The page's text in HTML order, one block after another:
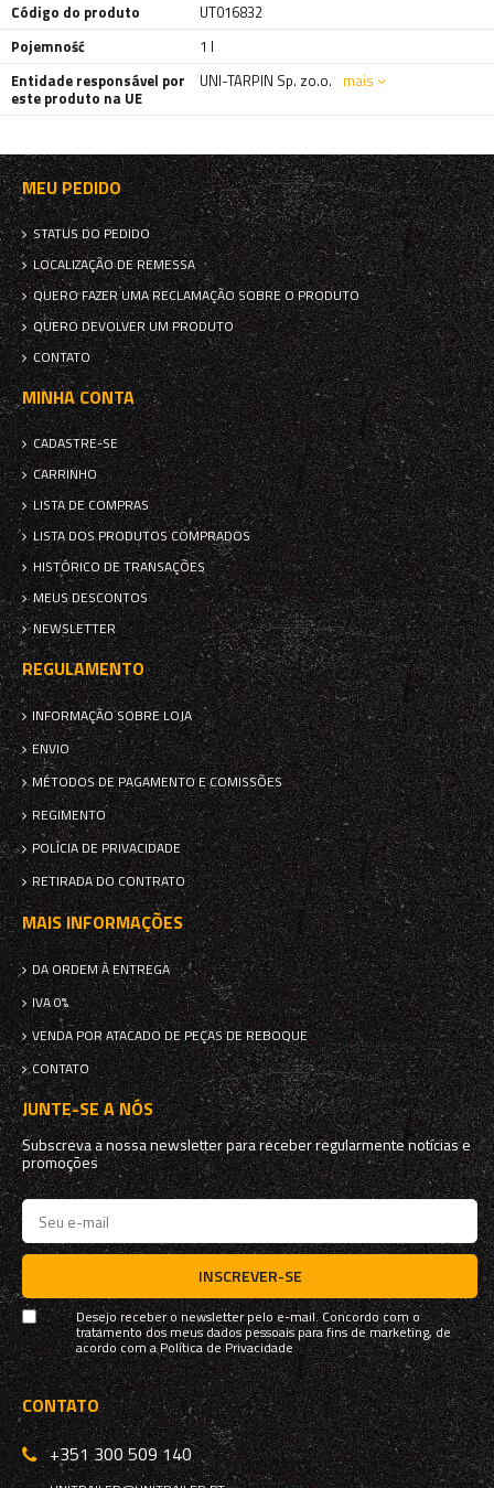
Código do produto
UT016832
Pojemność
1 l
Entidade responsável por
este produto na UE
UNI-TARPIN Sp. zo.o. mais
MEU PEDIDO
STATUS DO PEDIDO
LOCALIZAÇÃO DE REMESSA
QUERO FAZER UMA RECLAMAÇÃO SOBRE O PRODUTO
QUERO DEVOLVER UM PRODUTO
CONTATO
MINHA CONTA
CADASTRE-SE
CARRINHO
LISTA DE COMPRAS
LISTA DOS PRODUTOS COMPRADOS
HISTÓRICO DE TRANSAÇÕES
MEUS DESCONTOS
NEWSLETTER
REGULAMENTO
INFORMAÇÃO SOBRE LOJA
ENVIO
MÉTODOS DE PAGAMENTO E COMISSÕES
REGIMENTO
POLÍCIA DE PRIVACIDADE
RETIRADA DO CONTRATO
MAIS INFORMAÇÕES
DA ORDEM À ENTREGA
IVA 0%
VENDA POR ATACADO DE PEÇAS DE REBOQUE
CONTATO
JUNTE-SE A NÓS
Subscreva a nossa newsletter para receber regularmente notícias e
promoções
INSCREVER-SE
Desejo receber o newsletter pelo e-mail. Concordo com o
tratamento dos meus dados pessoais para fins de marketing, de
acordo com aPolítica de Privacidade
CONTATO
+351 300 509 140